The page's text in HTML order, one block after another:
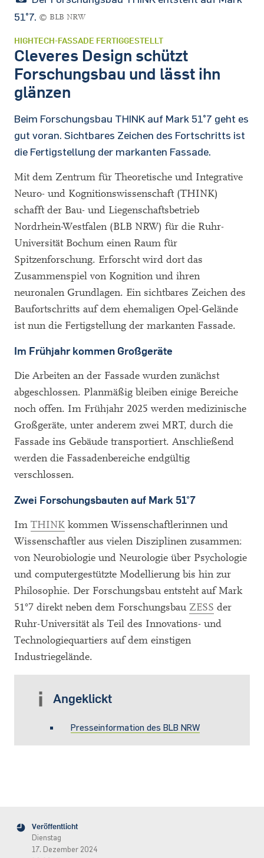
51°7. © BLB NRW
HIGHTECH-FASSADE FERTIGGESTELLT
Cleveres Design schützt
Forschungsbau und lässt ihn
glänzen
Beim Forschungsbau THINK auf Mark 51°7 geht es
gut voran. Sichtbares Zeichen des Fortschritts ist
die Fertigstellung der markanten Fassade.
Mit dem Zentrum für Theoretische und Integrative
Neuro- und Kognitionswissenschaft (THINK)
schafft der Bau- und Liegenschaftsbetrieb
Nordrhein-Westfalen (BLB NRW) für die Ruhr-
Universität Bochum einen Raum für
Spitzenforschung. Erforscht wird dort das
Zusammenspiel von Kognition und ihren
neuronalen Grundlagen. Ein sichtbares Zeichen des
Baufortschritts auf dem ehemaligen Opel-Gelände
ist nun die Fertigstellung der markanten Fassade.
Im Frühjahr kommen Großgeräte
Die Arbeiten an der Fassade wurden zunächst
abgeschlossen. Planmäßig bleiben einige Bereiche
noch offen. Im Frühjahr 2025 werden medizinische
Großgeräte, unter anderem zwei MRT, durch die
Fassade ins Gebäude transportiert. Anschließend
werden die Fassadenbereiche endgültig
verschlossen.
Zwei Forschungsbauten auf Mark 51°7
Im THINK kommen Wissenschaftlerinnen und
Wissenschaftler aus vielen Disziplinen zusammen:
von Neurobiologie und Neurologie über Psychologie
und computergestützte Modellierung bis hin zur
Philosophie. Der Forschungsbau entsteht auf Mark
51°7 direkt neben dem Forschungsbau ZESS der
Ruhr-Universität als Teil des Innovations- und
Technologiequartiers auf dem einstigen
Industriegelände.
Angeklickt
Presseinformation des BLB NRW
Veröffentlicht
Dienstag
17. Dezember 2024